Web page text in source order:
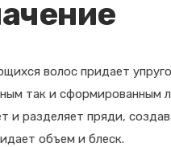
волос придает
так и сформированным
и разделяет пряди,
объем и блеск.